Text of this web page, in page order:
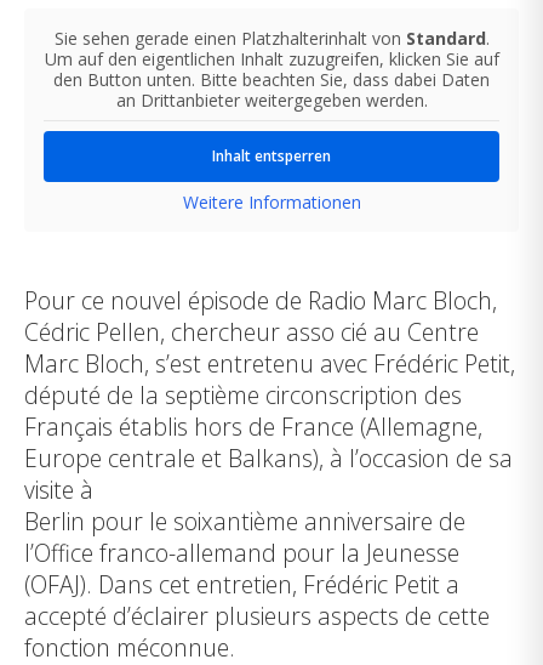
Sie sehen gerade einen Platzhalterinhalt von Standard.
Um auf den eigentlichen Inhalt zuzugreifen, klicken Sie auf
den Button unten. Bitte beachten Sie, dass dabei Daten
an Drittanbieter weitergegeben werden.
Inhalt entsperren
Weitere Informationen
Pour ce nouvel épisode de Radio Marc Bloch,
Cédric Pellen, chercheur asso cié au Centre
Marc Bloch, s’est entretenu avec Frédéric Petit,
député de la septième circonscription des
Français établis hors de France (Allemagne,
Europe centrale et Balkans), à l’occasion de sa
visite à
Berlin pour le soixantième anniversaire de
l’Office franco-allemand pour la Jeunesse
(OFAJ). Dans cet entretien, Frédéric Petit a
accepté d’éclairer plusieurs aspects de cette
fonction méconnue.